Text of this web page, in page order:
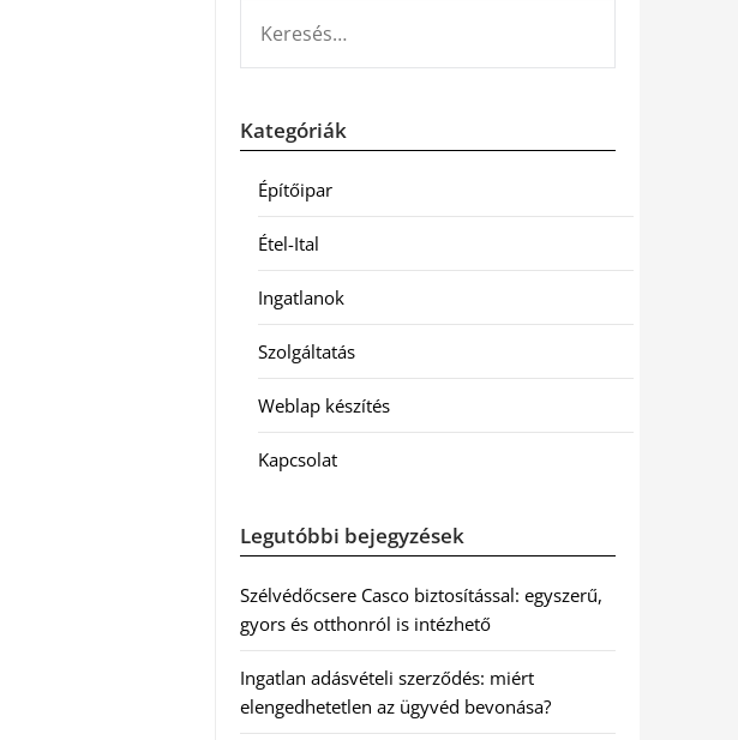
Kategóriák
Építőipar
Étel-Ital
Ingatlanok
Szolgáltatás
Weblap készítés
Kapcsolat
Legutóbbi bejegyzések
Szélvédőcsere Casco biztosítással: egyszerű,
gyors és otthonról is intézhető
Ingatlan adásvételi szerződés: miért
elengedhetetlen az ügyvéd bevonása?